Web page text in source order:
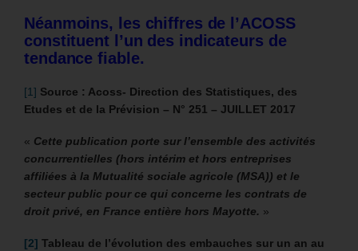
Néanmoins, les chiffres de l’ACOSS
constituent l’un des indicateurs de
tendance fiable.
[1] Source : Acoss- Direction des Statistiques, des
Etudes et de la Prévision – N° 251 – JUILLET 2017
« Cette publication porte sur l’ensemble des activités
concurrentielles (hors intérim et hors entreprises
affiliées à la Mutualité sociale agricole (MSA)) et le
secteur public pour ce qui concerne les contrats de
droit privé, en France entière hors Mayotte. »
[2] Tableau de l’évolution des embauches sur un an au